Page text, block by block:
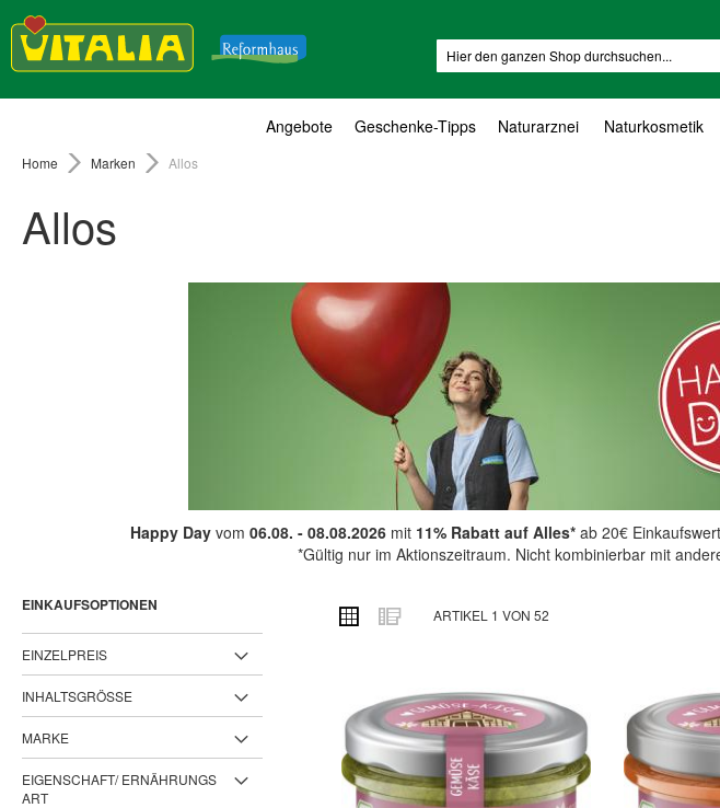
Angebote Geschenke-Tipps Naturarznei Naturkosmetik
Home Marken Allos
Allos
Happy Dayvom 06.08. - 08.08.2026mit 11% Rabatt auf Alles*ab 20€
*Gültig nur im Aktionszeitraum. Nicht kombinierbar mit
ANSICHT
ALS
Raster ListeARTIKEL 1 VON 52
EINKAUFSOPTIONEN
EINZELPREIS
INHALTSGRÖSSE
MARKE
EIGENSCHAFT/ ERNÄHRUNGS
ART